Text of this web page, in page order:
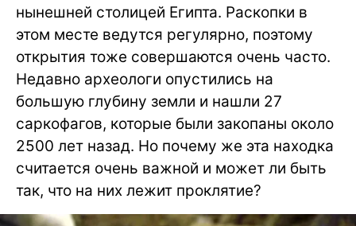
нынешней столицей Египта. Раскопки в
этом месте ведутся регулярно, поэтому
открытия тоже совершаются очень часто.
Недавно археологи опустились на
большую глубину земли и нашли 27
саркофагов, которые были закопаны около
2500 лет назад. Но почему же эта находка
считается очень важной и может ли быть
так, что на них лежит проклятие?